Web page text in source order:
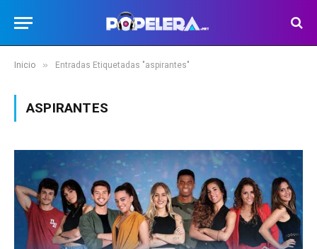
Inicio » Entradas Etiquetadas "aspirantes"
ASPIRANTES